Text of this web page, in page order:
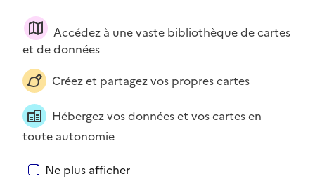
À propos des cookies sur cartes.gouv.fr
Bienvenue ! Nous utilisons des cookies pour améliorer votre
expérience et les services disponibles sur ce site. Pour en
savoir plus, visitez la page
Vous pouvez, à tout moment, avoir le contrôle sur les
cookies que vous souhaitez activer. Préférences pour tous les
services.
Tout accepter
Accédez à une vaste bibliothèque de cartes
et de données
Créez et partagez vos propres cartes
Hébergez vos données et vos cartes en
toute autonomie
Ne plus afficher